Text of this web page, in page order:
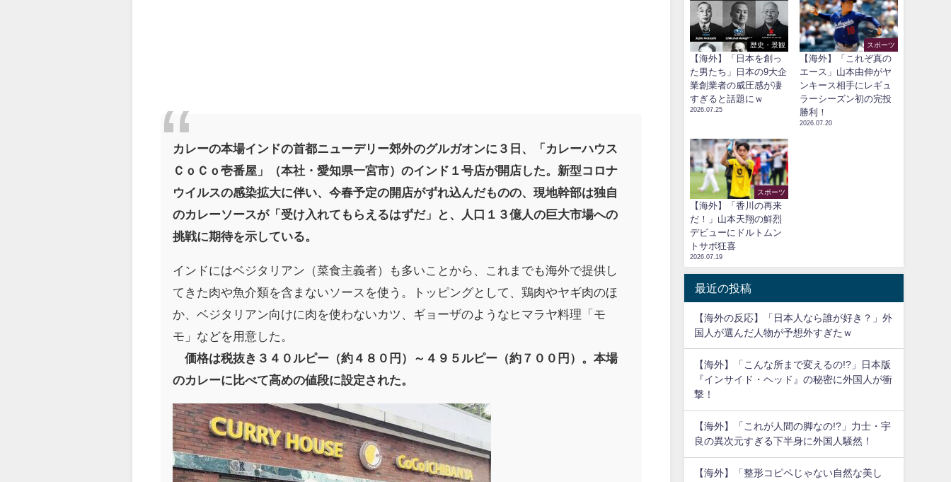
カレーの本場インドの首都ニューデリー郊外のグルガオンに３日、「カレーハウス
ＣｏＣｏ壱番屋」（本社・愛知県一宮市）のインド１号店が開店した。新型コロナ
ウイルスの感染拡大に伴い、今春予定の開店がずれ込んだものの、現地幹部は独自
のカレーソースが「受け入れてもらえるはずだ」と、人口１３億人の巨大市場への
挑戦に期待を示している。
インドにはベジタリアン（菜食主義者）も多いことから、これまでも海外で提供し
てきた肉や魚介類を含まないソースを使う。トッピングとして、鶏肉やヤギ肉のほ
か、ベジタリアン向けに肉を使わないカツ、ギョーザのようなヒマラヤ料理「モ
モ」などを用意した。
価格は税抜き３４０ルピー（約４８０円）～４９５ルピー（約７００円）。本場
のカレーに比べて高めの値段に設定された。
歴史・景観
【海外】「日本を創っ
た男たち」日本の9大企
業創業者の威圧感が凄
すぎると話題にｗ
2026.07.25
スポーツ
【海外】「これぞ真の
エース」山本由伸がヤ
ンキース相手にレギュ
ラーシーズン初の完投
勝利！
2026.07.20
スポーツ
【海外】「香川の再来
だ！」山本天翔の鮮烈
デビューにドルトムン
トサポ狂喜
2026.07.19
最近の投稿
【海外の反応】「日本人なら誰が好き？」外
国人が選んだ人物が予想外すぎたｗ
【海外】「こんな所まで変えるの!?」日本版
『インサイド・ヘッド』の秘密に外国人が衝
撃！
【海外】「これが人間の脚なの!?」力士・宇
良の異次元すぎる下半身に外国人騒然！
【海外】「整形コピペじゃない自然な美し